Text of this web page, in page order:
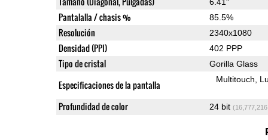
Pantalalla / chasis % 85.5%
Resolución 2340x1080
Densidad (PPI) 402 PPP
Tipo de cristal Gorilla Glass
Especificaciones de la pantalla Multitouch
Profundidad de color 24 bit